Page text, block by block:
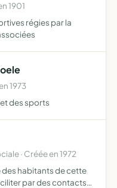
1901
régies par la
1973
des sports
· Créée en 1972
habitants de cette
par des contacts